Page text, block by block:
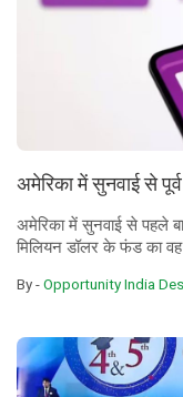
अमेरिका में सुनवाई से
अमेरिका में सुनवाई से पहले
मिलियन डॉलर के फंड का वह
By -Opportunity India